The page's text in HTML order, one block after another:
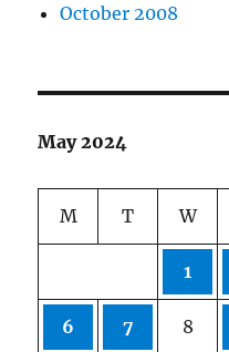
October 2008
May 2024
M T W
1
6 7 8